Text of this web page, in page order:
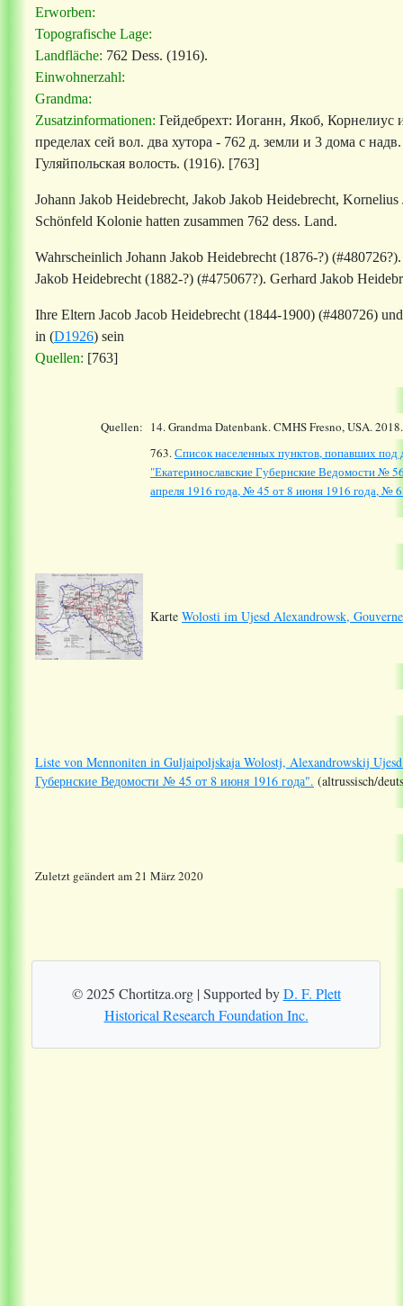
Erworben:
Topografische Lage:
Landfläche: 762 Dess. (1916).
Einwohnerzahl:
Grandma:
Zusatzinformationen: Гейдебрехт: Иоганн, Якоб, Корнелиус
пределах сей вол. два хутора - 762 д. земли и 3 дома с
Гуляйпольская волость. (1916). [763]
Johann Jakob Heidebrecht, Jakob Jakob Heidebrecht,
Schönfeld Kolonie hatten zusammen 762 dess. Land.
Wahrscheinlich Johann Jakob Heidebrecht (1876-?)
Jakob Heidebrecht(1882-?) (#475067?). Gerhard Jakob
Ihre Eltern Jacob Jacob Heidebrecht (1844-1900) (#480726)
in (D1926) sein
Quellen: [763]
Quellen: 14.Grandma Datenbank. CMHS Fresno, USA.
763.Список населенных пунктов, попавших под
"Екатеринославские Губернские Ведомости №
апреля 1916 года, № 45 от 8 июня 1916 года, №
Karte Wolosti im Ujesd Alexandrowsk,
Liste von Mennoniten in Guljaipoljskaja Wolostj, Alexandrowskij
Губернские Ведомости № 45 от 8 июня 1916 года". (altrussisch/
Zuletzt geändert am 21 März 2020
© 2025 Chortitza.org | Supported byD. F. Plett
Historical Research Foundation Inc.